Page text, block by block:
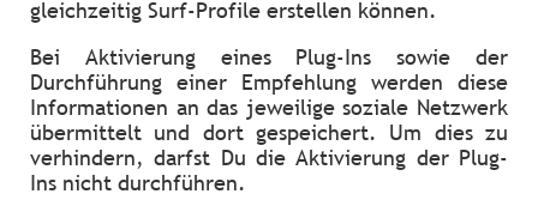
gleichzeitig Surf-Profile erstellen können.
Bei Aktivierung eines Plug-Ins sowie der
Durchführung einer Empfehlung werden diese
Informationen an das jeweilige soziale Netzwerk
übermittelt und dort gespeichert. Um dies zu
verhindern, darfst Du die Aktivierung der Plug-
Ins nicht durchführen.